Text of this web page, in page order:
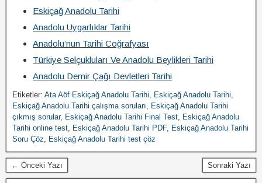
Eskiçağ Anadolu Tarihi
Anadolu Uygarlıklar Tarihi
Anadolu’nun Tarihi Coğrafyası
Türkiye Selçukluları Ve Anadolu Beylikleri Tarihi
Anadolu Demir Çağı Devletleri Tarihi
Etiketler: Ata Aöf Eskiçağ Anadolu Tarihi, Eskiçağ Anadolu Tarihi,
Eskiçağ Anadolu Tarihi çalışma soruları, Eskiçağ Anadolu Tarihi
çıkmış sorular, Eskiçağ Anadolu Tarihi Final Test, Eskiçağ Anadolu
Tarihi online test, Eskiçağ Anadolu Tarihi PDF, Eskiçağ Anadolu Tarihi
Soru Çöz, Eskiçağ Anadolu Tarihi test çöz
← Önceki Yazı Sonraki Yazı